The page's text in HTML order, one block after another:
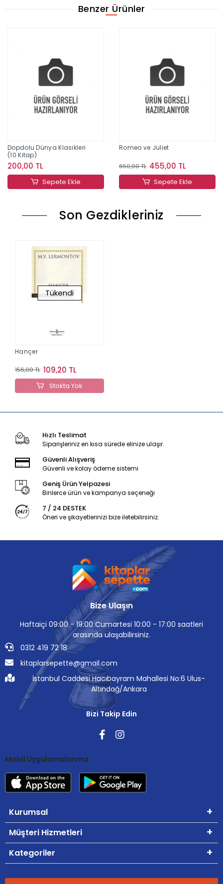
Benzer Ürünler
Dopdolu Dünya Klasikleri
(10 Kitap)
200,00 TL
Sepete Ekle
Romeo ve Juliet
650,00 TL 455,00 TL
Sepete Ekle
Son Gezdikleriniz
Tükendi
Hançer
156,00 TL 109,20 TL
Stokta Yok
Hızlı Teslimat
Siparişleriniz en kısa sürede elinize ulaşır.
Güvenli Alışveriş
Güvenli ve kolay ödeme sistemi
Geniş Ürün Yelpazesi
Binlerce ürün ve kampanya seçeneği
7 / 24 DESTEK
Öneri ve şikayetlerinizi bize iletebilirsiniz.
Bize Ulaşın
Haftaiçi 09:00 - 19:00 Cumartesi 10:00 - 17:00 saatleri
arasında ulaşabilirsiniz.
0312 419 72 18
kitaplarsepette@gmail.com
İstanbul Caddesi Hacıbayram Mahallesi No:6 Ulus-
Altındağ/Ankara
Bizi Takip Edin
Mobil Uygulamalarımız
Kurumsal
Müşteri Hizmetleri
Kategoriler